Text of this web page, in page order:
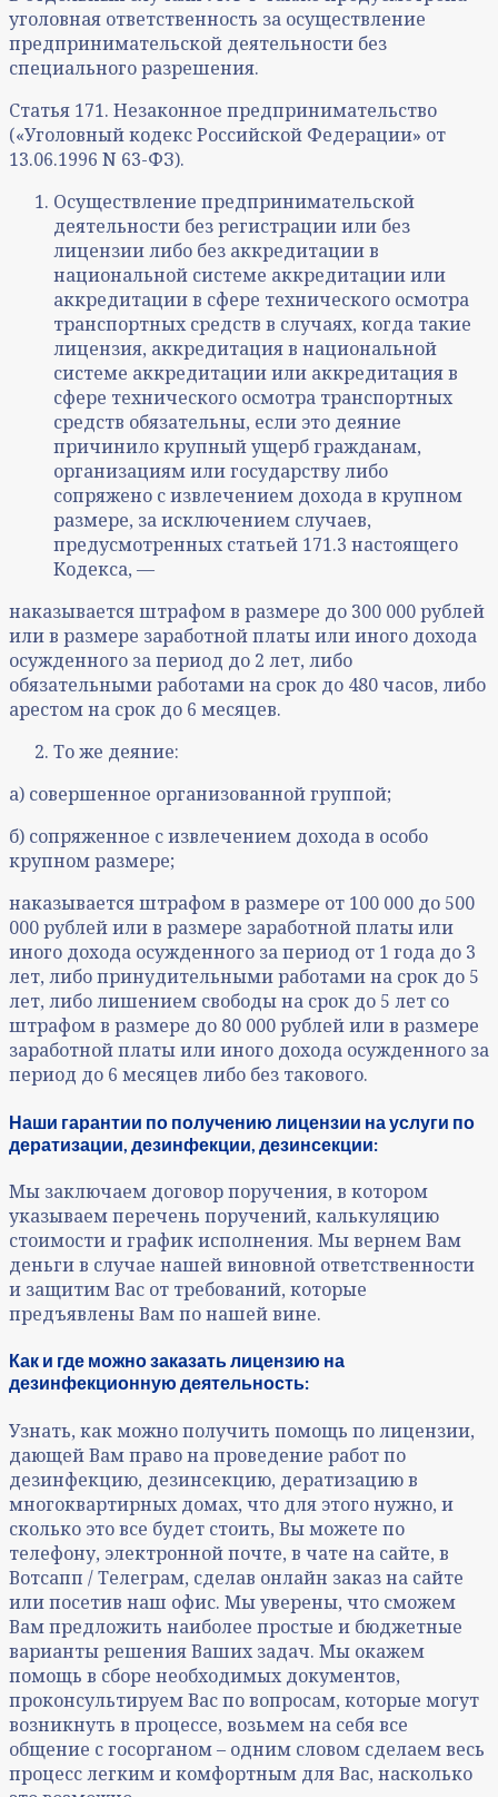
уголовная ответственность за осуществление
предпринимательской деятельности без
специального разрешения.
Статья 171. Незаконное предпринимательство
(«Уголовный кодекс Российской Федерации» от
13.06.1996 N 63-ФЗ).
Осуществление предпринимательской
деятельности без регистрации или без
лицензии либо без аккредитации в
национальной системе аккредитации или
аккредитации в сфере технического осмотра
транспортных средств в случаях, когда такие
лицензия, аккредитация в национальной
системе аккредитации или аккредитация в
сфере технического осмотра транспортных
средств обязательны, если это деяние
причинило крупный ущерб гражданам,
организациям или государству либо
сопряжено с извлечением дохода в крупном
размере, за исключением случаев,
предусмотренных статьей 171.3 настоящего
Кодекса, —
наказывается штрафом в размере до 300 000 рублей
или в размере заработной платы или иного дохода
осужденного за период до 2 лет, либо
обязательными работами на срок до 480 часов, либо
арестом на срок до 6 месяцев.
То же деяние:
а) совершенное организованной группой;
б) сопряженное с извлечением дохода в особо
крупном размере;
наказывается штрафом в размере от 100 000 до 500
000 рублей или в размере заработной платы или
иного дохода осужденного за период от 1 года до 3
лет, либо принудительными работами на срок до 5
лет, либо лишением свободы на срок до 5 лет со
штрафом в размере до 80 000 рублей или в размере
заработной платы или иного дохода осужденного за
период до 6 месяцев либо без такового.
Наши гарантии по получению лицензии на услуги по
дератизации, дезинфекции, дезинсекции:
Мы заключаем договор поручения, в котором
указываем перечень поручений, калькуляцию
стоимости и график исполнения. Мы вернем Вам
деньги в случае нашей виновной ответственности
и защитим Вас от требований, которые
предъявлены Вам по нашей вине.
Как и где можно заказать лицензию на
дезинфекционную деятельность:
Узнать, как можно получить помощь по лицензии,
дающей Вам право на проведение работ по
дезинфекцию, дезинсекцию, дератизацию в
многоквартирных домах, что для этого нужно, и
сколько это все будет стоить, Вы можете по
телефону, электронной почте, в чате на сайте, в
Вотсапп / Телеграм, сделав онлайн заказ на сайте
или посетив наш офис. Мы уверены, что сможем
Вам предложить наиболее простые и бюджетные
варианты решения Ваших задач. Мы окажем
помощь в сборе необходимых документов,
проконсультируем Вас по вопросам, которые могут
возникнуть в процессе, возьмем на себя все
общение с госорганом – одним словом сделаем весь
процесс легким и комфортным для Вас, насколько